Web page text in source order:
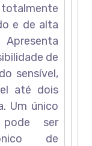
e de alta
de
sensível,
até dois
Um único
ser
de